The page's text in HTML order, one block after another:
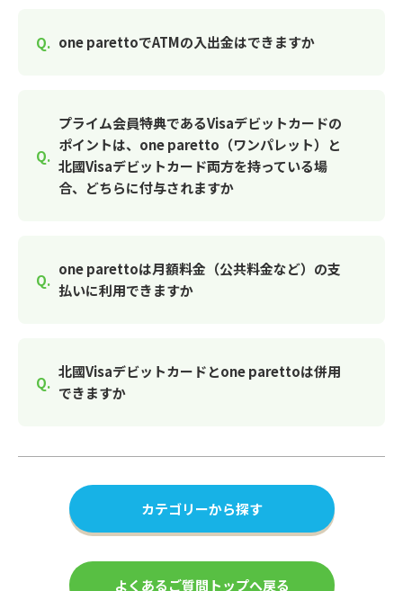
one parettoでATMの入出金はできますか
プライム会員特典であるVisaデビットカードの
ポイントは、one paretto（ワンパレット）と
北國Visaデビットカード両方を持っている場
合、どちらに付与されますか
one parettoは月額料金（公共料金など）の支
払いに利用できますか
北國Visaデビットカードとone parettoは併用
できますか
カテゴリーから探す
よくあるご質問トップへ戻る